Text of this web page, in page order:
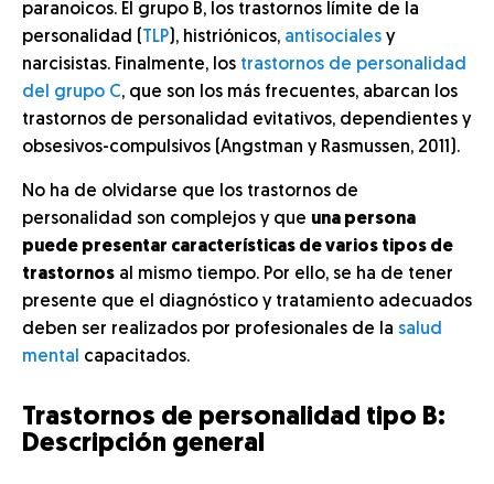
paranoicos. El grupo B, los trastornos límite de la
personalidad ( TLP), histriónicos, antisociales y
narcisistas. Finalmente, los trastornos de personalidad
del grupo C, que son los más frecuentes, abarcan los
trastornos de personalidad evitativos, dependientes y
obsesivos-compulsivos (Angstman y Rasmussen, 2011).
No ha de olvidarse que los trastornos de
personalidad son complejos y que una persona
puede presentar características de varios tipos de
trastornos al mismo tiempo. Por ello, se ha de tener
presente que el diagnóstico y tratamiento adecuados
deben ser realizados por profesionales de la salud
mental
capacitados.
Trastornos de personalidad tipo B:
Descripción general